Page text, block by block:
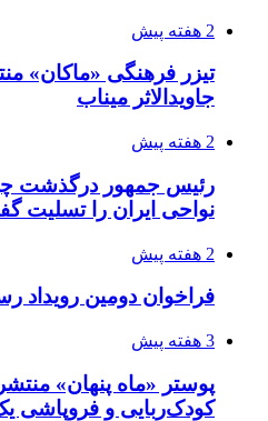
2 هفته پیش
تیزر فرهنگی «ماکان»
جاویدالاثر میناب
2 هفته پیش
رئیس جمهور درگذشت
نواحی ایران را تسلیت
2 هفته پیش
فراخوان دومین رویداد
3 هفته پیش
پوستر «ماه پنهان»
کودک‌ربایی و فروپاشی